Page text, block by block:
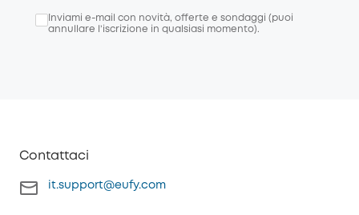
Inviami e-mail con novità, offerte e sondaggi (puoi
annullare l’iscrizione in qualsiasi momento).
Contattaci
it.support@eufy.com